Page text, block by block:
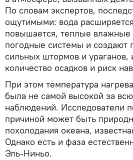
По словам экспертов,
ощутимыми: вода
повышается, теплые
погодные системы и создают
сильных штормов и ураганов,
количество осадков и риск
При этом температура
была не самой высокой за
наблюдений. Исследователи
причиной может быть
похолодания океана,
Однако есть и фаза
Эль-Ниньо.